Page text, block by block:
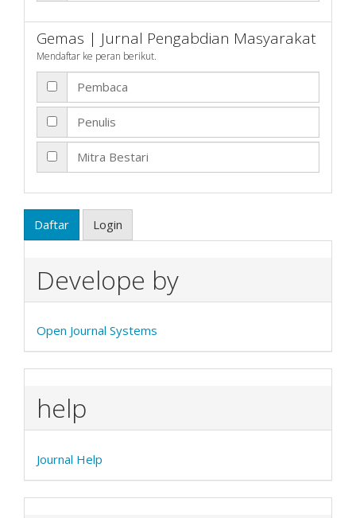
Gemas | Jurnal Pengabdian Masyarakat
Mendaftar ke peran berikut.
Pembaca
Penulis
Mitra Bestari
Daftar Login
Develope by
Open Journal Systems
help
Journal Help